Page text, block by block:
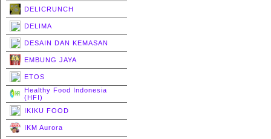
DELICRUNCH
DELIMA
DESAIN DAN KEMASAN
EMBUNG JAYA
ETOS
Healthy Food Indonesia
(HFI)
IKIKU FOOD
IKM Aurora